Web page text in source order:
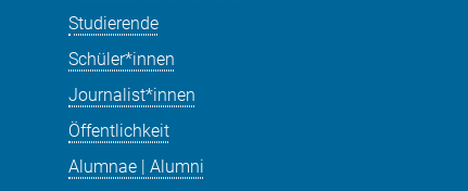
Studierende
Schüler*innen
Journalist*innen
Öffentlichkeit
Alumnae | Alumni